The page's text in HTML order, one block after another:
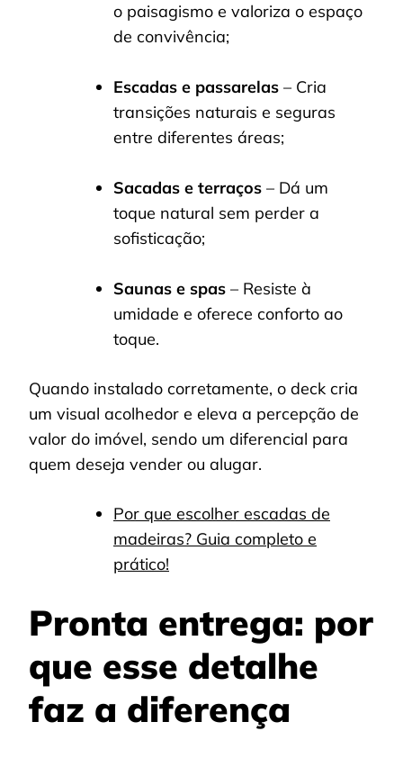
o paisagismo e valoriza o espaço
de convivência;
Escadas e passarelas – Cria
transições naturais e seguras
entre diferentes áreas;
Sacadas e terraços – Dá um
toque natural sem perder a
sofisticação;
Saunas e spas – Resiste à
umidade e oferece conforto ao
toque.
Quando instalado corretamente, o deck cria
um visual acolhedor e eleva a percepção de
valor do imóvel, sendo um diferencial para
quem deseja vender ou alugar.
Por que escolher escadas de
madeiras? Guia completo e
prático!
Pronta entrega: por
que esse detalhe
faz a diferença